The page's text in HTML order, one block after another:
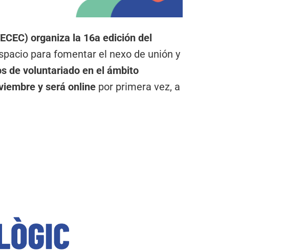
organiza la 16a edición del
para fomentar el nexo de unión y
de voluntariado en el ámbito
y será online por primera vez, a